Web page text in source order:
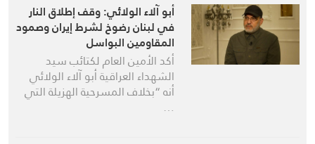
أبو آلاء الولائي: وقف إطلاق النار
في لبنان رضوخ لشرط إيران وصمود
المقاومين البواسل
أكد الأمين العام لكتائب سيد
الشهداء العراقية أبو آلاء الولائي
أنه “بخلاف المسرحية الهزيلة التي
…